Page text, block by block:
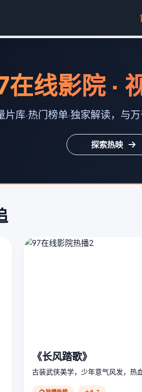
在线影院 ·
片库·热门榜单·独家解读，与
探索热映
《长风踏歌》
古装武侠美学，少年意气风发，热